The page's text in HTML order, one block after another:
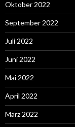
Oktober 2022
September 2022
Juli 2022
Juni 2022
Mai 2022
April 2022
März 2022